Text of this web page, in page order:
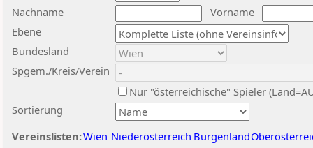
Nachname
Vorname
Ebene
Sortierung
Bundesland
Spgem./Kreis/Verein
Nur "österreichische" Spieler
Vereinslisten:Wien Niederösterreich Burgenland